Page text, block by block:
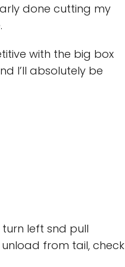
done cutting my
with the big box
I’ll absolutely be
left snd pull
from tail, check